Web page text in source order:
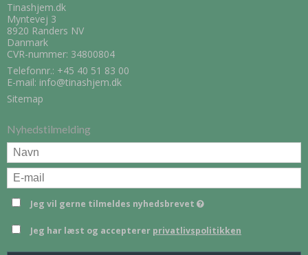
Tinashjem.dk
Myntevej 3
8920 Randers NV
Danmark
CVR-nummer: 34800804
Telefonnr.: +45 40 51 83 00
E-mail: info@tinashjem.dk
Sitemap
Nyhedstilmelding
Jeg vil gerne tilmeldes nyhedsbrevet
Jeg har læst og accepterer privatlivspolitikken